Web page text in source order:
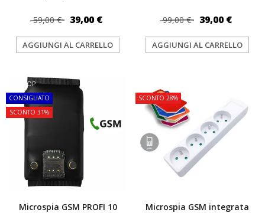
59,00 € 39,00 €
AGGIUNGI AL CARRELLO
99,00 € 39,00 €
AGGIUNGI AL CARRELLO
TOP
CONSIGLIATO
SCONTO 31%
Microspia GSM PROFI 10
SCONTO 28%
Microspia GSM integrata